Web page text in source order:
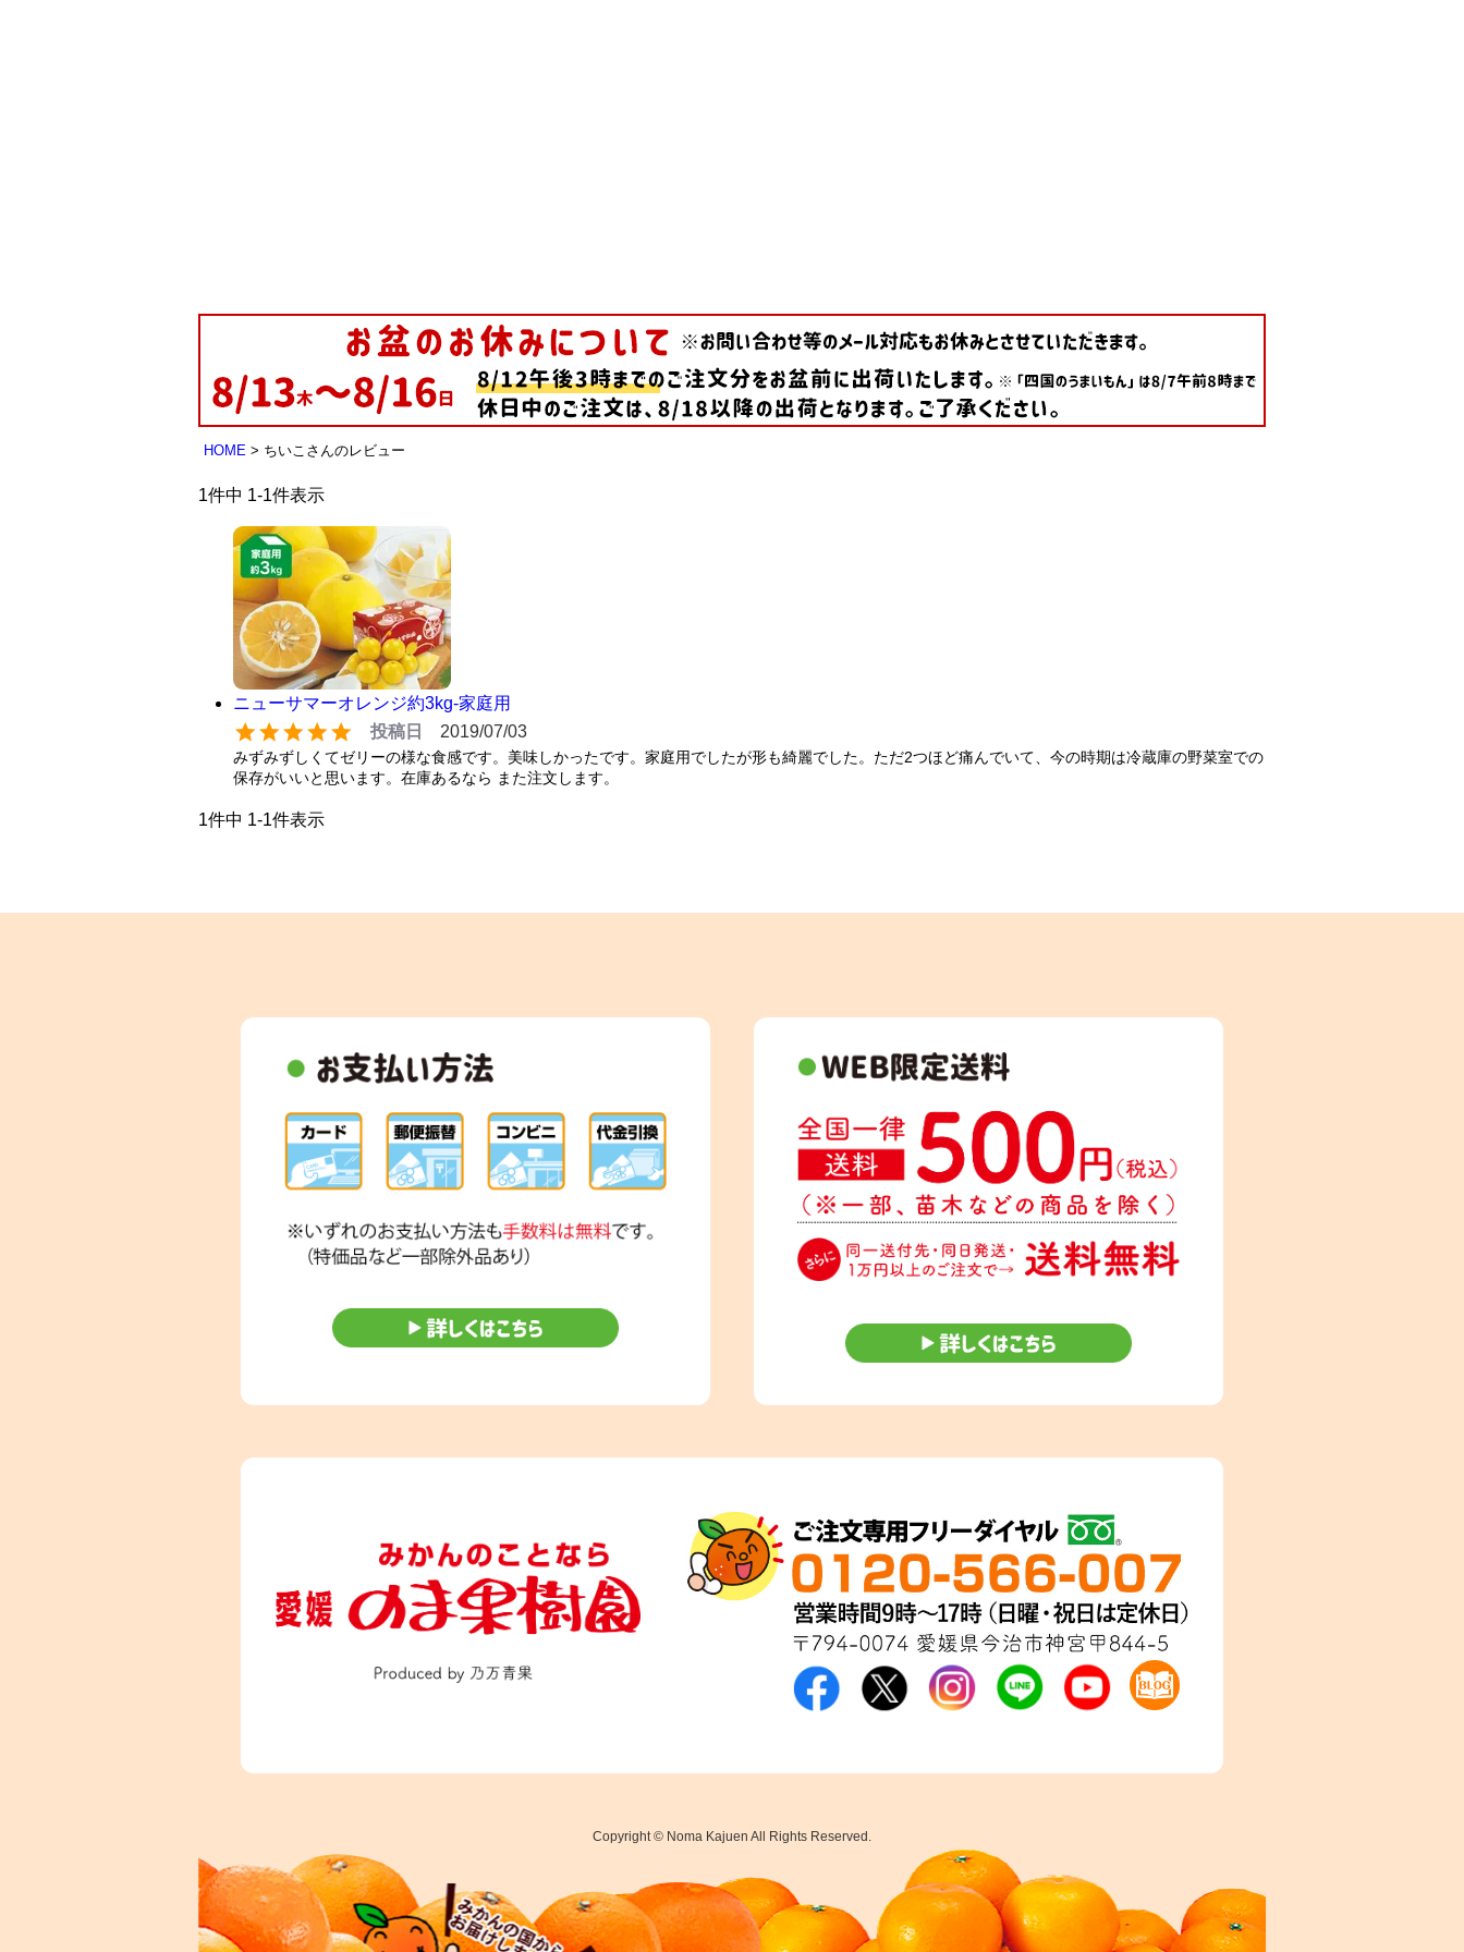
HOME ちいこさんのレビュー
1件中 1-1件表示
ニューサマーオレンジ約3kg-家庭用
投稿日
2019/07/03
みずみずしくてゼリーの様な食感です。美味しかったです。家庭用でしたが形も綺麗でした。ただ2つほど痛んでいて、今の時期は冷蔵庫の野菜室での
保存がいいと思います。在庫あるなら また注文します。
1件中 1-1件表示
Copyright © Noma Kajuen All Rights Reserved.